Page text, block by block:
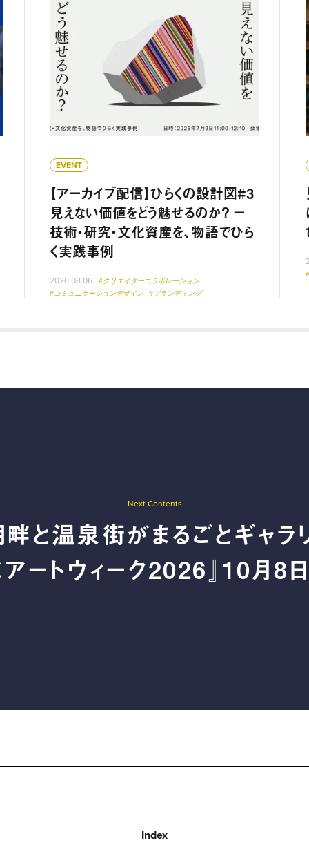
EVENT
【アーカイブ配信】ひらくの設計図#3
見えない価値をどう魅せるのか？ ー
技術・研究・文化資産を、物語でひら
く実践事例
2026.08.06
#クリエイターコラボレーション
#コミュニケーションデザイン
#ブランディング
Next Contents
と温泉街がまるごとギャラ
ートウィーク2026』10月8
Index